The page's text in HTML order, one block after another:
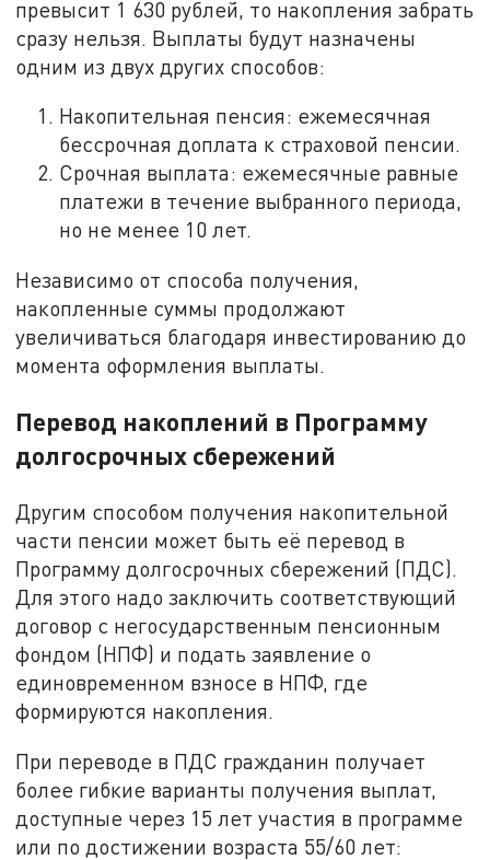
превысит 1 630 рублей, то накопления забрать
сразу нельзя. Выплаты будут назначены
одним из двух других способов:
Накопительная пенсия: ежемесячная
бессрочная доплата к страховой пенсии.
Срочная выплата: ежемесячные равные
платежи в течение выбранного периода,
но не менее 10 лет.
Независимо от способа получения,
накопленные суммы продолжают
увеличиваться благодаря инвестированию до
момента оформления выплаты.
Перевод накоплений в Программу
долгосрочных сбережений
Другим способом получения накопительной
части пенсии может быть её перевод в
Программу долгосрочных сбережений (ПДС).
Для этого надо заключить соответствующий
договор с негосударственным пенсионным
фондом (НПФ) и подать заявление о
единовременном взносе в НПФ, где
формируются накопления.
При переводе в ПДС гражданин получает
более гибкие варианты получения выплат,
доступные через 15 лет участия в программе
или по достижении возраста 55/60 лет: